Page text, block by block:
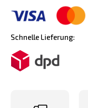
Schnelle Lieferung: